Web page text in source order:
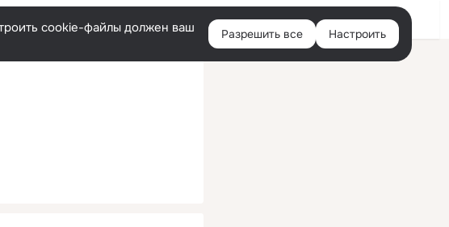
Русский Войти
cookie-файлы должен ваш
Разрешить все Настроить